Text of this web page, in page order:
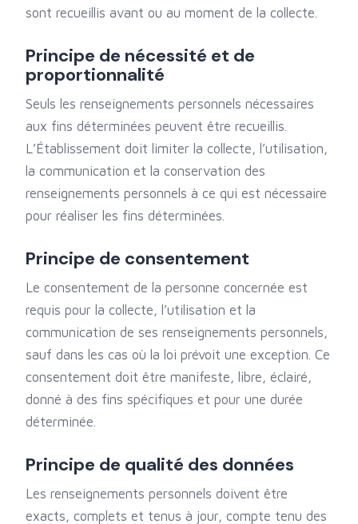
sont recueillis avant ou au moment de la collecte.
Principe de nécessité et de
proportionnalité
Seuls les renseignements personnels nécessaires
aux fins déterminées peuvent être recueillis.
L’Établissement doit limiter la collecte, l’utilisation,
la communication et la conservation des
renseignements personnels à ce qui est nécessaire
pour réaliser les fins déterminées.
Principe de consentement
Le consentement de la personne concernée est
requis pour la collecte, l’utilisation et la
communication de ses renseignements personnels,
sauf dans les cas où la loi prévoit une exception. Ce
consentement doit être manifeste, libre, éclairé,
donné à des fins spécifiques et pour une durée
déterminée.
Principe de qualité des données
Les renseignements personnels doivent être
exacts, complets et tenus à jour, compte tenu des